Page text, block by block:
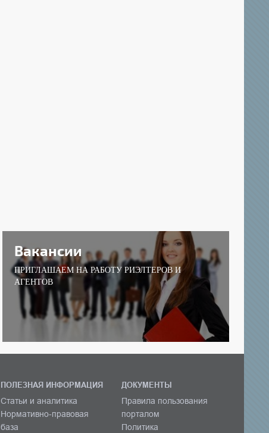
Вакансии
ПРИГЛАШАЕМ НА РАБОТУ РИЭЛТЕРОВ И
АГЕНТОВ
ПОЛЕЗНАЯ ИНФОРМАЦИЯ
Статьи и аналитика
Нормативно-правовая
база
ДОКУМЕНТЫ
Правила пользования
порталом
Политика